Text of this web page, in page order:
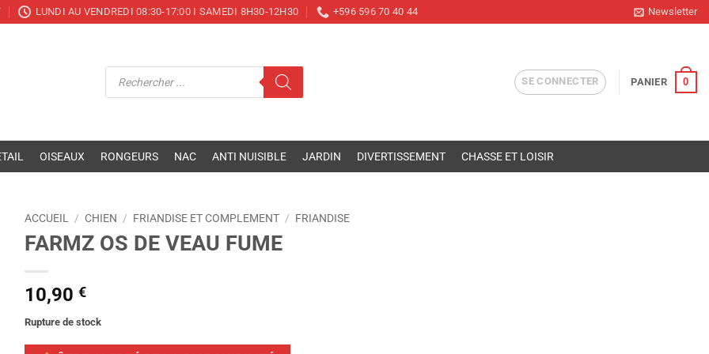
LUNDI AU VENDREDI 08:30-17:00 I SAMEDI 8H30-12H30 +596 596 70 40 44 Newsletter
Recherche
SE CONNECTER PANIER 0
OISEAUX RONGEURS NAC ANTI NUISIBLE JARDIN DIVERTISSEMENT CHASSE ET LOISIR
ACCUEIL / CHIEN / FRIANDISE ET COMPLEMENT / FRIANDISE
FARMZ OS DE VEAU FUME
10,90 €
Rupture de stock